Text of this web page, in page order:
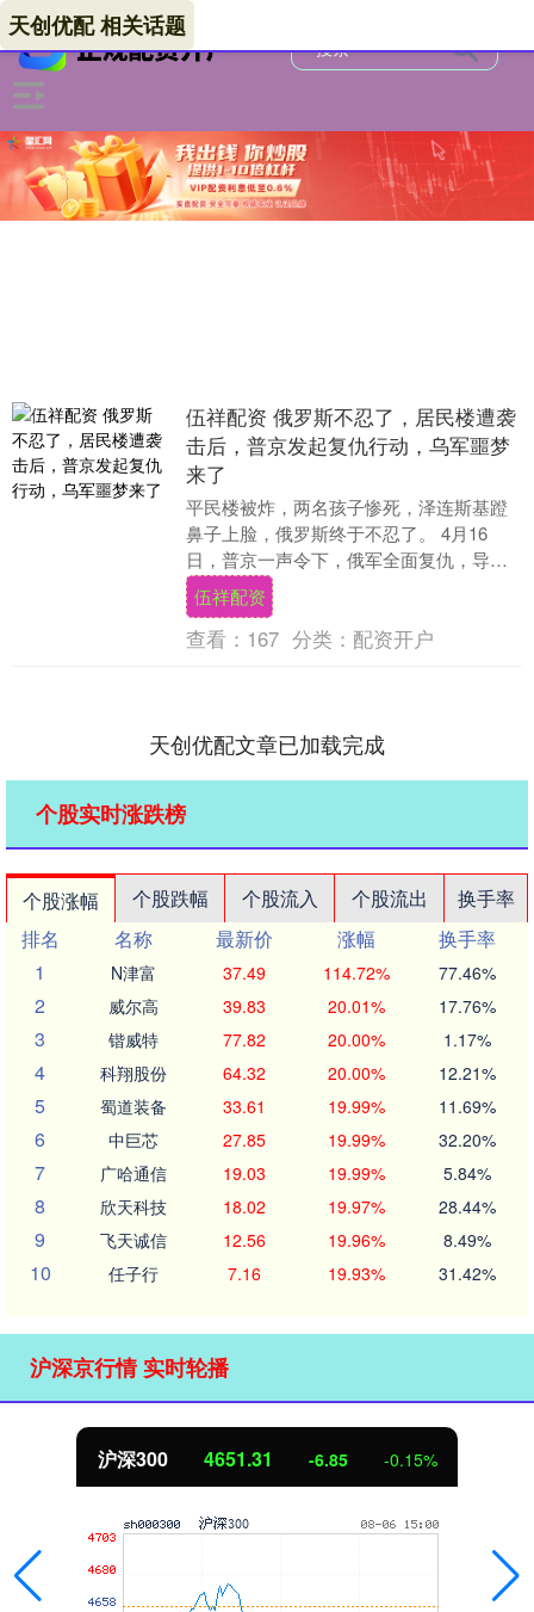
天创优配 相关话题
伍祥配资 俄罗斯不忍了，居民楼遭袭
击后，普京发起复仇行动，乌军噩梦
来了
平民楼被炸，两名孩子惨死，泽连斯基蹬
鼻子上脸，俄罗斯终于不忍了。 4月16
日，普京一声令下，俄军全面复仇，导弹
遮天蔽日，无人机蜂拥而至，基辅火海滔
天，乌克兰大停....
伍祥配资
查看： 167 分类： 配资开户
天创优配文章已加载完成
个股实时涨跌榜
个股涨幅 个股跌幅 个股流入 个股流出
换手率
排名
名称 最新价 涨幅
换手率
1
N津富 37.49 114.72% 77.46%
2 威尔高 39.83 20.01% 17.76%
3 锴威特 77.82 20.00% 1.17%
4 科翔股份 64.32 20.00% 12.21%
5 蜀道装备 33.61 19.99% 11.69%
6 中巨芯 27.85 19.99% 32.20%
7 广哈通信 19.03 19.99% 5.84%
8 欣天科技 18.02 19.97% 28.44%
9 飞天诚信 12.56 19.96% 8.49%
10 任子行 7.16 19.93% 31.42%
沪深京行情 实时轮播
沪深300 4651.31 -6.85 -0.15%